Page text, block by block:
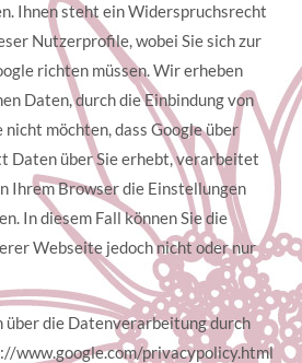
Ihnen steht ein Widerspruchsrecht
Nutzerprofile, wobei Sie sich zur
richten müssen. Wir erheben
Daten, durch die Einbindung von
nicht möchten, dass Google über
über Sie erhebt, verarbeitet
Ihrem Browser die Einstellungen
In diesem Fall können Sie die
Webseite jedoch nicht oder nur
die Datenverarbeitung durch
www.google.com/privacypolicy.html